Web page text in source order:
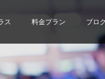
ス 料金プラン ブロ